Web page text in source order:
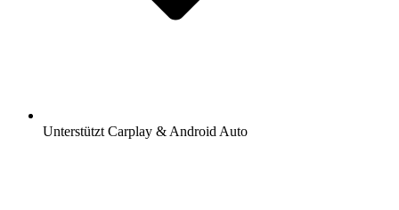
Unterstützt Carplay & Android Auto